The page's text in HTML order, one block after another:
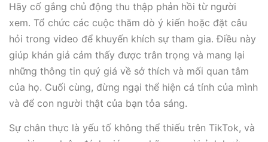
Hãy cố gắng chủ động thu thập phản hồi từ người
xem. Tổ chức các cuộc thăm dò ý kiến hoặc đặt câu
hỏi trong video để khuyến khích sự tham gia. Điều này
giúp khán giả cảm thấy được trân trọng và mang lại
những thông tin quý giá về sở thích và mối quan tâm
của họ. Cuối cùng, đừng ngại thể hiện cá tính của mình
và để con người thật của bạn tỏa sáng.
Sự chân thực là yếu tố không thể thiếu trên TikTok, và